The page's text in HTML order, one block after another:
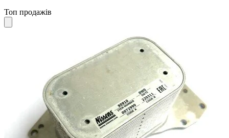
Топ продажів